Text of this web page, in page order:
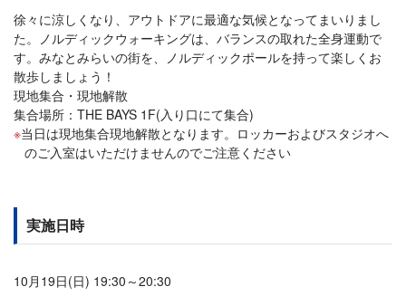
徐々に涼しくなり、アウトドアに最適な気候となってまいりまし
た。ノルディックウォーキングは、バランスの取れた全身運動で
す。みなとみらいの街を、ノルディックポールを持って楽しくお
散歩しましょう！
現地集合・現地解散
集合場所：THE BAYS 1F(入り口にて集合)
当日は現地集合現地解散となります。ロッカーおよびスタジオへ
のご入室はいただけませんのでご注意ください
実施日時
10月19日(日) 19:30～20:30